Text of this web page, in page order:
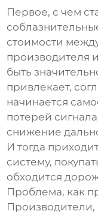
Первое, с чем
стоимости
производителя
быть
привлекает,
начинается
потерей
снижение
И тогда
систему,
обходится
Проблема, как